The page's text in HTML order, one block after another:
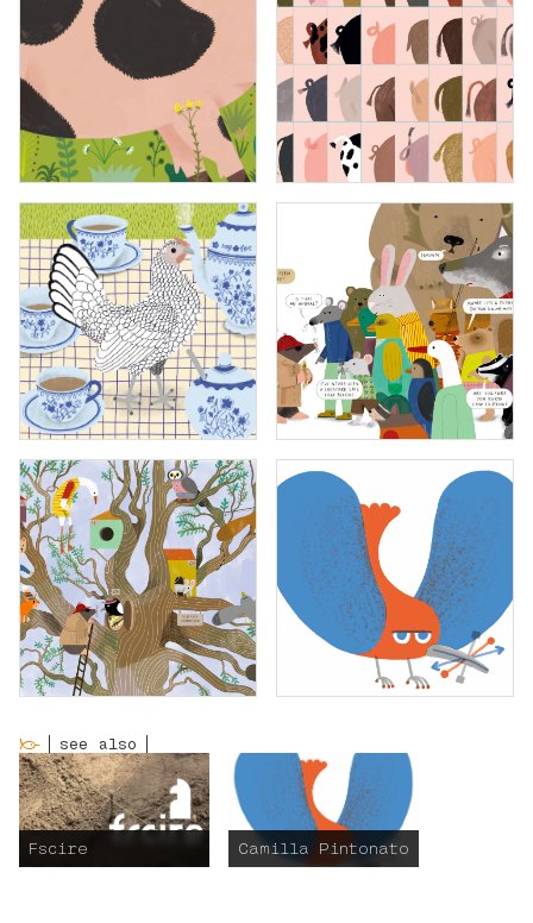
see also
Fscire Camilla Pintonato